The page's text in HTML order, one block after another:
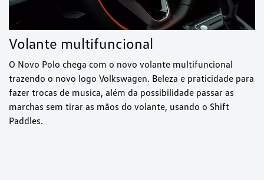
Volante multifuncional
O Novo Polo chega com o novo volante multifuncional
trazendo o novo logo Volkswagen. Beleza e praticidade para
fazer trocas de musica, além da possibilidade passar as
marchas sem tirar as mãos do volante, usando o Shift
Paddles.